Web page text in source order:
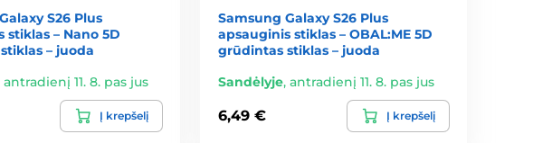
S26 Plus
stiklas – Nano 5D
– juoda
antradienį 11. 8. pas jus
Į krepšelį
Samsung Galaxy S26 Plus
apsauginis stiklas – OBAL:ME 5D
grūdintas stiklas – juoda
Sandėlyje,antradienį 11. 8. pas jus
6,49 € Į krepšelį